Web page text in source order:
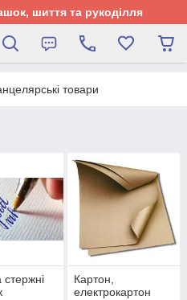
шиття та рукоділля
товари
стержні
Картон,
електрокартон